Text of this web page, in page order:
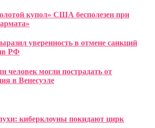
купол» США бесполезен при
уверенность в отмене санкций
РФ
человек могли пострадать от
в Венесуэле
киберклоуны покидают цирк